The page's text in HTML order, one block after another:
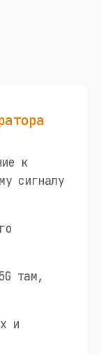
к
сигналу
там,
и